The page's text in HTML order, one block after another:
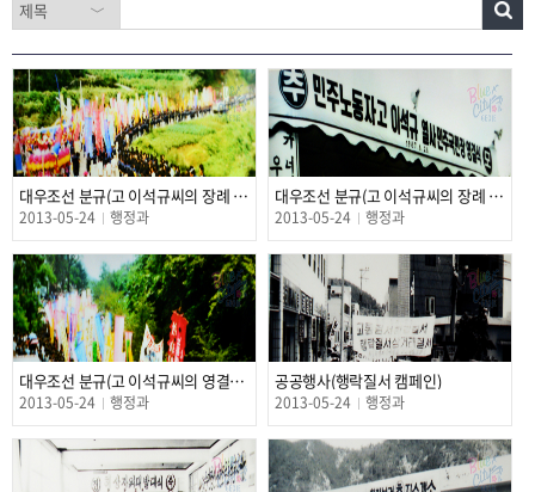
대우조선 분규(고 이석규씨의 장례 행렬 3)
2013-05-24 행정과
대우조선 분규(고 이석규씨의 장례 행렬 1)
2013-05-24 행정과
대우조선 분규(고 이석규씨의 영결식장)
2013-05-24 행정과
공공행사(행락질서 캠페인)
2013-05-24 행정과